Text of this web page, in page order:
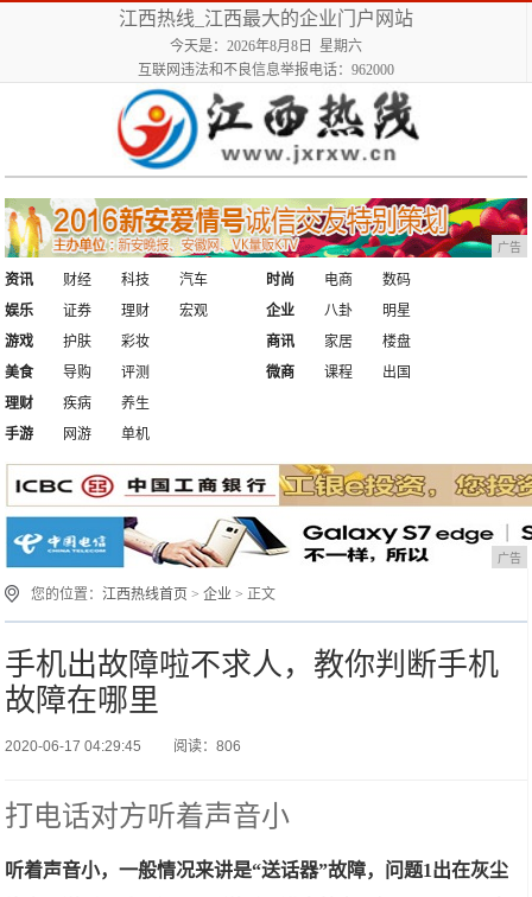
江西热线_江西最大的企业门户网站
今天是：2026年8月8日 星期六
互联网违法和不良信息举报电话：962000
广告
资讯 财经 科技
汽车
娱乐
证券 理财 宏观
时尚 电商
数码
企业
八卦
明星
游戏
护肤
彩妆
美食
导购 评测
商讯 家居
楼盘
微商
课程
出国
理财
疾病
养生
手游
网游 单机
广告
您的位置：江西热线首页 >企业 > 正文
手机出故障啦不求人，教你判断手机
故障在哪里
2020-06-17 04:29:45 阅读：806
打电话对方听着声音小
听着声音小，一般情况来讲是“送话器”故障，问题1出在灰尘